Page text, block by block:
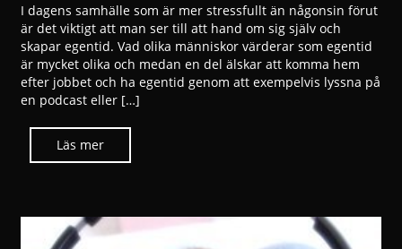
I dagens samhälle som är mer stressfullt än någonsin förut
är det viktigt att man ser till att hand om sig själv och
skapar egentid. Vad olika människor värderar som egentid
är mycket olika och medan en del älskar att komma hem
efter jobbet och ha egentid genom att exempelvis lyssna på
en podcast eller […]